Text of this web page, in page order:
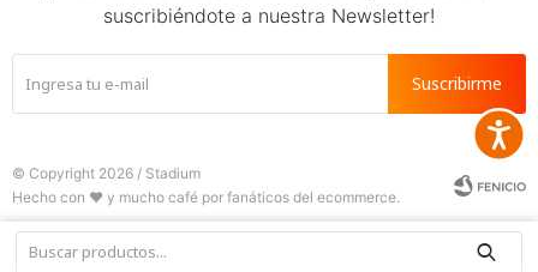
suscribiéndote a nuestra Newsletter!
Suscribirme
© Copyright 2026 / Stadium
      